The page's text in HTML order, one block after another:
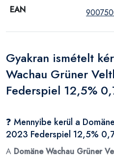
EAN
Gyakran ismételt
Wachau Grüner
Federspiel 12,5%
❓ Mennyibe kerül a
2023 Federspiel 12,5%
A Domäne Wachau Grüner